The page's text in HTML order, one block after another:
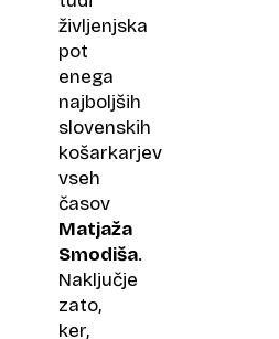
življenjska
pot
enega
najboljših
slovenskih
košarkarjev
vseh
časov
Matjaža
Smodiša.
Naključje
zato,
ker,